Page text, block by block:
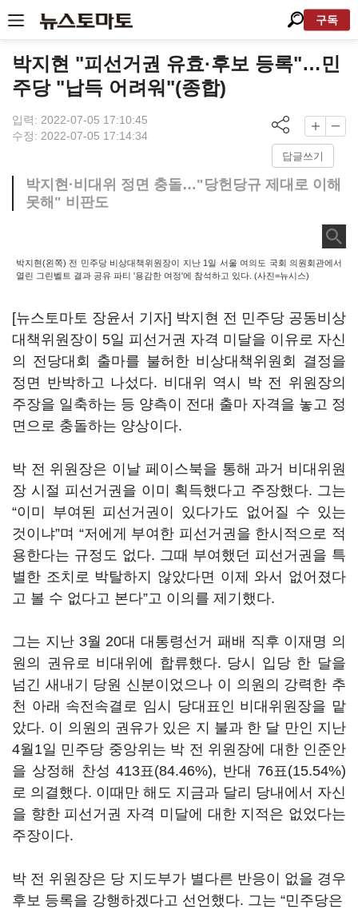
구독
박지현 "피선거권 유효·후보 등록"…민
주당 "납득 어려워"(종합)
입력: 2022-07-05 17:10:45
수정: 2022-07-05 17:14:34
답글쓰기
박지현·비대위 정면 충돌…"당헌당규 제대로 이해
못해" 비판도
박지현(왼쪽) 전 민주당 비상대책위원장이 지난 1일 서울 여의도 국회 의원회관에서
열린 그린벨트 결과 공유 파티 '용감한 여정'에 참석하고 있다. (사진=뉴시스)
[뉴스토마토 장윤서 기자] 박지현 전 민주당 공동비상
대책위원장이 5일 피선거권 자격 미달을 이유로 자신
의 전당대회 출마를 불허한 비상대책위원회 결정을
정면 반박하고 나섰다. 비대위 역시 박 전 위원장의
주장을 일축하는 등 양측이 전대 출마 자격을 놓고 정
면으로 충돌하는 양상이다.
박 전 위원장은 이날 페이스북을 통해 과거 비대위원
장 시절 피선거권을 이미 획득했다고 주장했다. 그는
“이미 부여된 피선거권이 있다가도 없어질 수 있는
것이냐”며 “저에게 부여한 피선거권을 한시적으로 적
용한다는 규정도 없다. 그때 부여했던 피선거권을 특
별한 조치로 박탈하지 않았다면 이제 와서 없어졌다
고 볼 수 없다고 본다”고 이의를 제기했다.
그는 지난 3월 20대 대통령선거 패배 직후 이재명 의
원의 권유로 비대위에 합류했다. 당시 입당 한 달을
넘긴 새내기 당원 신분이었으나 이 의원의 강력한 추
천 아래 속전속결로 임시 당대표인 비대위원장을 맡
았다. 이 의원의 권유가 있은 지 불과 한 달 만인 지난
4월1일 민주당 중앙위는 박 전 위원장에 대한 인준안
을 상정해 찬성 413표(84.46%), 반대 76표(15.54%)
로 의결했다. 이때만 해도 지금과 달리 당내에서 자신
을 향한 피선거권 자격 미달에 대한 지적은 없었다는
주장이다.
박 전 위원장은 당 지도부가 별다른 반응이 없을 경우
후보 등록을 강행하겠다고 선언했다. 그는 “민주당은